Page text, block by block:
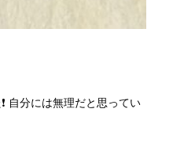
自分には無理だと思ってい